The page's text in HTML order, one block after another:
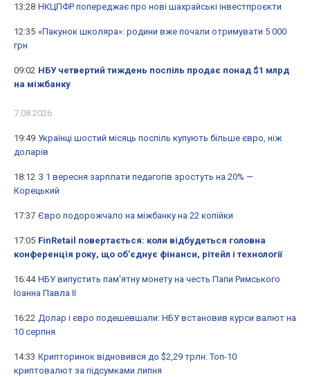
13:28 НКЦПФР попереджає про нові шахрайські інвестпроєкти
12:35 «Пакунок школяра»: родини вже почали отримувати 5 000
грн
09:02 НБУ четвертий тиждень поспіль продає понад $1 млрд
на міжбанку
7.08.2026
19:49 Українці шостий місяць поспіль купують більше євро, ніж
доларів
18:12 З 1 вересня зарплати педагогів зростуть на 20% —
Корецький
17:37 Євро подорожчало на міжбанку на 22 копійки
17:05 FinRetail повертається: коли відбудеться головна
конференція року, що об’єднує фінанси, рітейл і технології
16:44 НБУ випустить пам'ятну монету на честь Папи Римського
Іоанна Павла II
16:22 Долар і євро подешевшали: НБУ встановив курси валют на
10 серпня
14:33 Крипторинок відновився до $2,29 трлн: Топ-10
криптовалют за підсумками липня